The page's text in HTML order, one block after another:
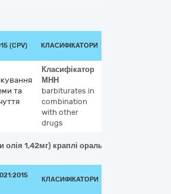
(CPV) КЛАСИФІКАТОРИ
та
Класифікатор
МНН
barbiturates in
combination
with other
drugs
1,42мг) краплі оральні по 25 мл
КЛАСИФІКАТОРИ